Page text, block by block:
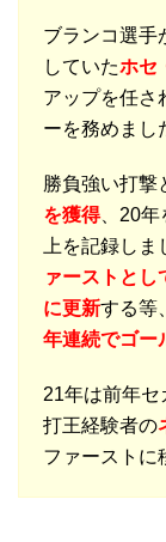
ブランコ選手
していたホセ
アップを任さ
ーを務めまし
勝負強い打撃
を獲得、20年
上を記録し
ァーストと
に更新する等
年連続でゴー
21年は前年
打王経験者の
ファーストに